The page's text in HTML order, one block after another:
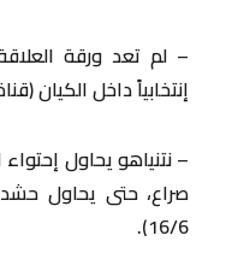
– لم تعد ورقة
إنتخابياً داخل الكيان (قناة 24، 16/
– نتنياهو يحاول
صراع، حتى يحاول حشد
16/6).